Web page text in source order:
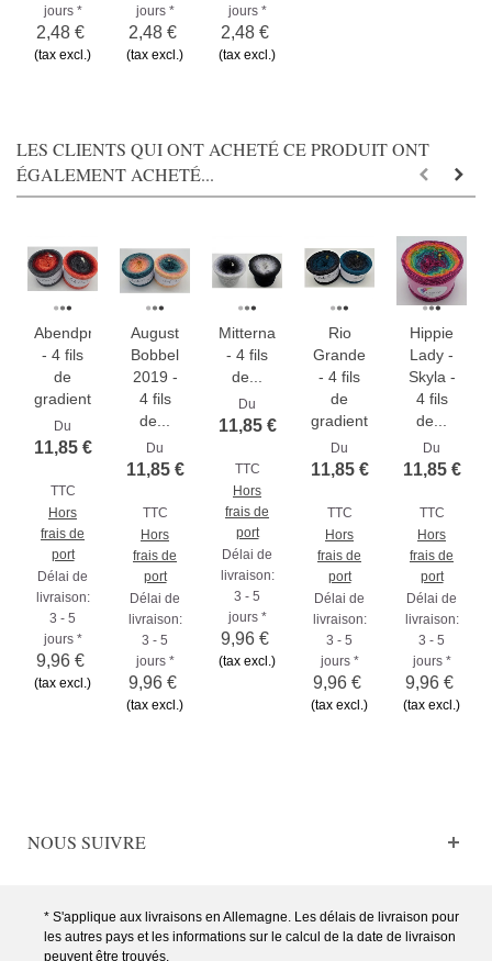
jours *
2,48 €
(tax excl.)
jours *
2,48 €
(tax excl.)
jours *
2,48 €
(tax excl.)
LES CLIENTS QUI ONT ACHETÉ CE PRODUIT ONT
ÉGALEMENT ACHETÉ...
Abendpracht
- 4 fils
de
gradient...
Du
11,85 €
TTC
Hors
frais de
port
Délai de
livraison:
3 - 5
jours *
9,96 €
(tax excl.)
August
Bobbel
2019 -
4 fils
de...
Du
11,85 €
TTC
Hors
frais de
port
Délai de
livraison:
3 - 5
jours *
9,96 €
(tax excl.)
Mitternachtstraum
- 4 fils
de...
Du
11,85 €
TTC
Hors
frais de
port
Délai de
livraison:
3 - 5
jours *
9,96 €
(tax excl.)
Rio
Grande
- 4 fils
de
gradient...
Du
11,85 €
TTC
Hors
frais de
port
Délai de
livraison:
3 - 5
jours *
9,96 €
(tax excl.)
Hippie
Lady -
Skyla -
4 fils
de...
Du
11,85 €
TTC
Hors
frais de
port
Délai de
livraison:
3 - 5
jours *
9,96 €
(tax excl.)
NOUS SUIVRE
* S'applique aux livraisons en Allemagne. Les délais de livraison pour
les autres pays et les informations sur le calcul de la date de livraison
peuvent être trouvés.